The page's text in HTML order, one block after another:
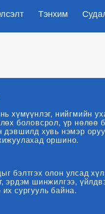
Тэнхим
хүмүүнлэг, нийгмийн
боловсрол, үр нөлөө
дэвшилд хувь нэмэр
оршино.
бэлтгэх олон улсад
эрдэм шинжилгээ,
сургууль байна.